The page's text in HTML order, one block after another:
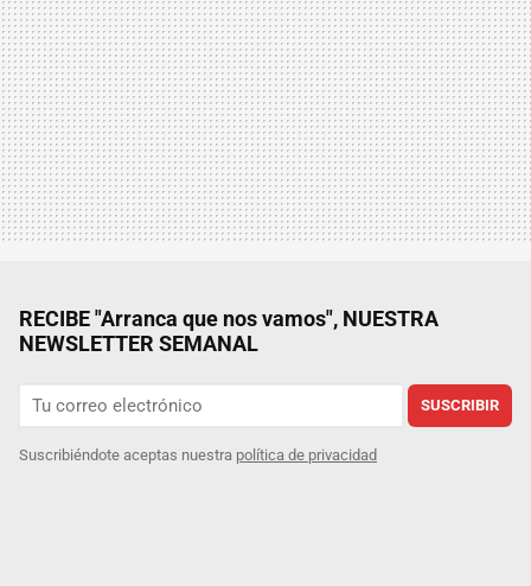
RECIBE "Arranca que nos vamos", NUESTRA
NEWSLETTER SEMANAL
SUSCRIBIR
Suscribiéndote aceptas nuestra política de privacidad